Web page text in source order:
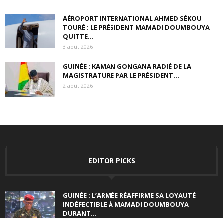
AÉROPORT INTERNATIONAL AHMED SÉKOU
TOURÉ : LE PRÉSIDENT MAMADI DOUMBOUYA
QUITTE...
3 août 2026
GUINÉE : KAMAN GONGANA RADIÉ DE LA
MAGISTRATURE PAR LE PRÉSIDENT...
2 août 2026
EDITOR PICKS
GUINÉE : L’ARMÉE RÉAFFIRME SA LOYAUTÉ
INDÉFECTIBLE À MAMADI DOUMBOUYA
DURANT...